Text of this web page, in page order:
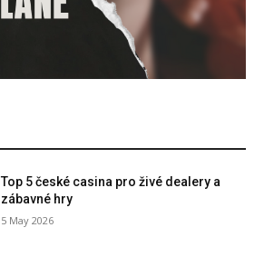
Top 5 české casina pro živé dealery a
zábavné hry
5 May 2026